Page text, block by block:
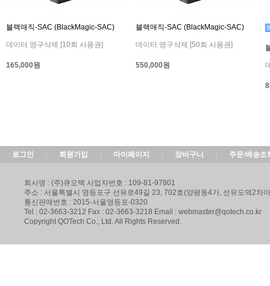
블랙매직-SAC (BlackMagic-SAC)
데이터 영구삭제 [10회 사용권]
165,000원
블랙매직-SAC (BlackMagic-SAC)
데이터 영구삭제 [50회 사용권]
550,000원
로그인 회원가입 마이페이지 장바구니 주문/배송조
회사명 : (주)큐오텍 사업자번호 : 109-81-97801
주소 : 서울특별시 영등포구 선유로49길 23, 702호(양평동4가, 선유도역2차
통신판매번호 : 2015-서울영등포-0320
Tel : 02-3663-3212 Fax : 02-3663-3218 Email : webmaster@qotech.co.kr
Copyright QOTech Co., Ltd. All Rights Reserved.